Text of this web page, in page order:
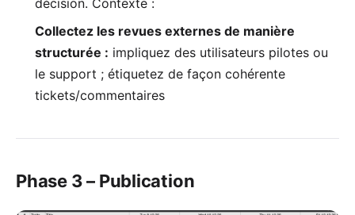
Collectez les revues externes de manière
structurée : impliquez des utilisateurs pilotes ou
le support ; étiquetez de façon cohérente
tickets/commentaires
Phase 3 – Publication